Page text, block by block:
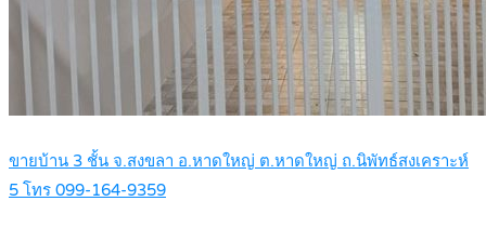
ขายบ้าน 3 ชั้น จ.สงขลา อ.หาดใหญ่ ต.หาดใหญ่ ถ.นิพัทธ์สงเคราะห์
5 โทร 099-164-9359